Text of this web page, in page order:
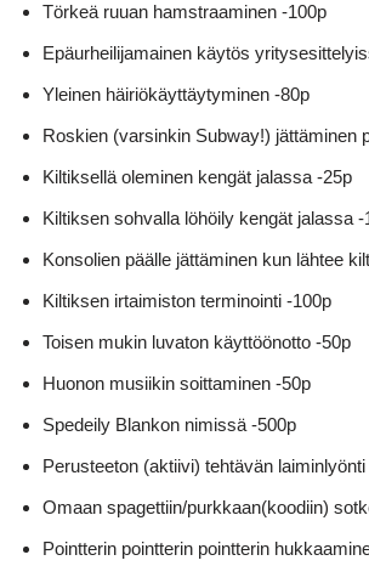
Törkeä ruuan hamstraaminen -100p
Epäurheilijamainen käytös
Yleinen häiriökäyttäytyminen -80p
Roskien (varsinkin Subway!) jättäminen
Kiltiksellä oleminen kengät jalassa -25p
Kiltiksen sohvalla löhöily kengät jalassa -
Konsolien päälle jättäminen kun lähtee
Kiltiksen irtaimiston terminointi -100p
Toisen mukin luvaton käyttöönotto -50p
Huonon musiikin soittaminen -50p
Spedeily Blankon nimissä -500p
Perusteeton (aktiivi) tehtävän
Omaan spagettiin/purkkaan(koodiin)
Pointterin pointterin pointterin